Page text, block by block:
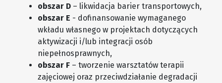
obszar D – likwidacja barier transportowych,
obszar E - dofinansowanie wymaganego
wkładu własnego w projektach dotyczących
aktywizacji i/lub integracji osób
niepełnosprawnych,
obszar F – tworzenie warsztatów terapii
zajęciowej oraz przeciwdziałanie degradacji